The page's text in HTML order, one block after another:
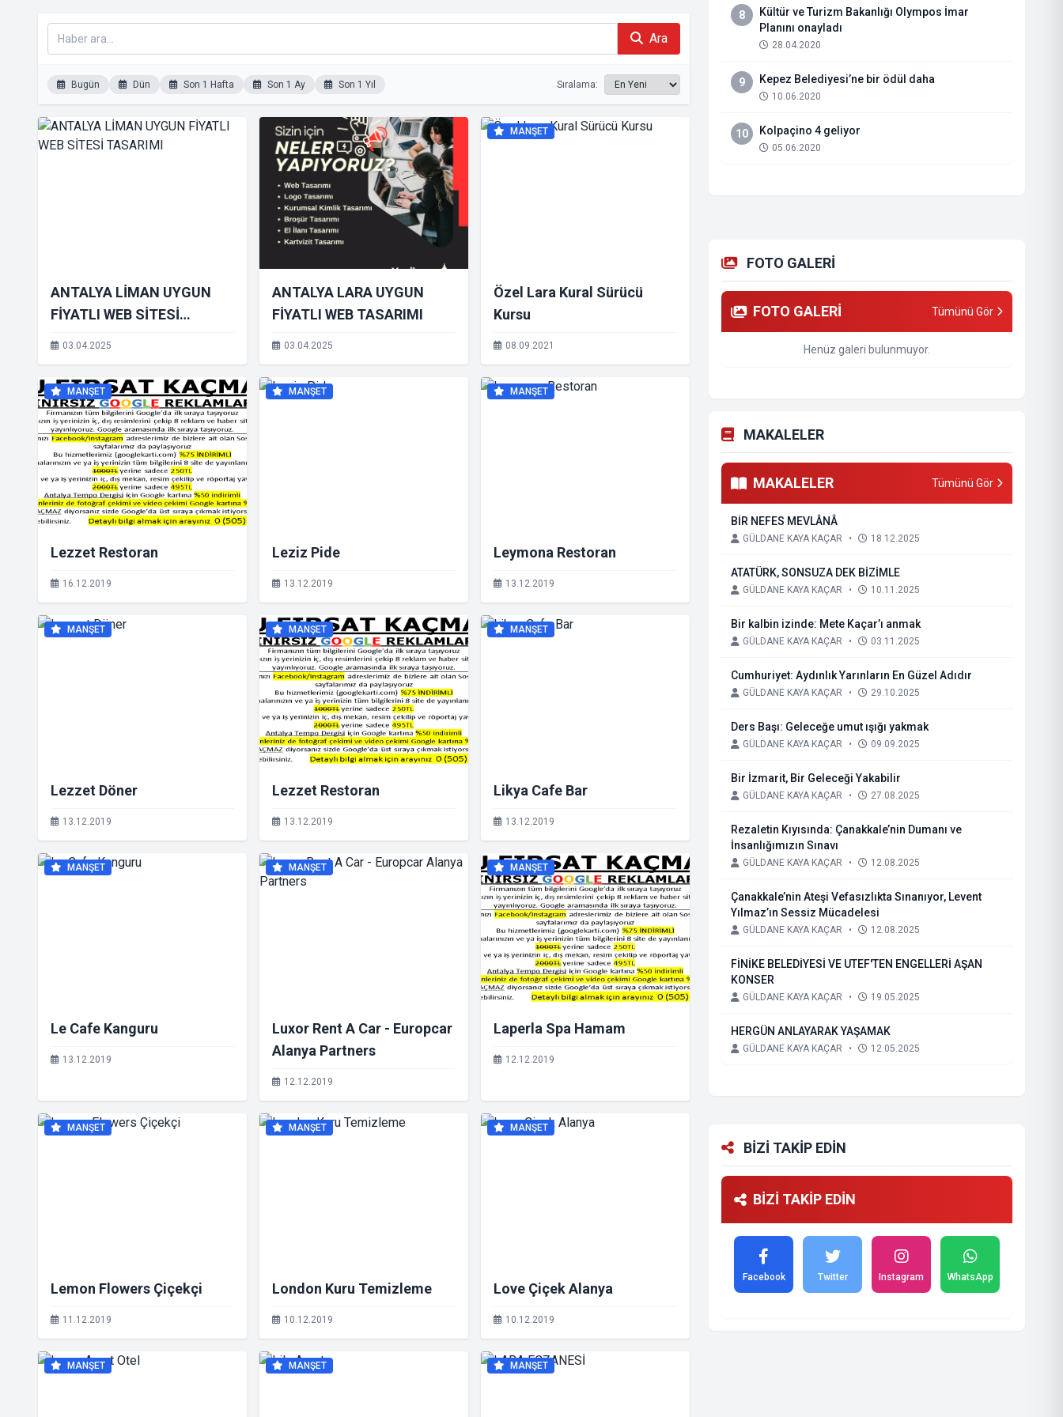
Ara
Bugün Dün Son 1 Hafta Son 1 Ay Son 1 Yıl Sıralama:
ANTALYA LİMAN UYGUN
FİYATLI WEB SİTESİ
TASARIMI
03.04.2025
ANTALYA LARA UYGUN
FİYATLI WEB TASARIMI
03.04.2025
MANŞET
Özel Lara Kural Sürücü
Kursu
08.09.2021
MANŞET
Lezzet Restoran
16.12.2019
MANŞET
Leziz Pide
13.12.2019
MANŞET
Leymona Restoran
13.12.2019
MANŞET
Lezzet Döner
13.12.2019
MANŞET
Lezzet Restoran
13.12.2019
MANŞET
Likya Cafe Bar
13.12.2019
MANŞET
Le Cafe Kanguru
13.12.2019
MANŞET
Luxor Rent A Car - Europcar
Alanya Partners
12.12.2019
MANŞET
Laperla Spa Hamam
12.12.2019
MANŞET
Lemon Flowers Çiçekçi
11.12.2019
MANŞET
London Kuru Temizleme
10.12.2019
MANŞET
Love Çiçek Alanya
10.12.2019
MANŞET MANŞET MANŞET
8
Kültür ve Turizm Bakanlığı Olympos İmar
Planını onayladı
28.04.2020
9 Kepez Belediyesi’ne bir ödül daha
10.06.2020
10 Kolpaçino 4 geliyor
05.06.2020
FOTO GALERİ
FOTO GALERİ Tümünü Gör
Henüz galeri bulunmuyor.
MAKALELER
MAKALELER Tümünü Gör
BİR NEFES MEVLÂNÂ
GÜLDANE KAYA KAÇAR • 18.12.2025
ATATÜRK, SONSUZA DEK BİZİMLE
GÜLDANE KAYA KAÇAR • 10.11.2025
Bir kalbin izinde: Mete Kaçar’ı anmak
GÜLDANE KAYA KAÇAR • 03.11.2025
Cumhuriyet: Aydınlık Yarınların En Güzel Adıdır
GÜLDANE KAYA KAÇAR • 29.10.2025
Ders Başı: Geleceğe umut ışığı yakmak
GÜLDANE KAYA KAÇAR • 09.09.2025
Bir İzmarit, Bir Geleceği Yakabilir
GÜLDANE KAYA KAÇAR • 27.08.2025
Rezaletin Kıyısında: Çanakkale’nin Dumanı ve
İnsanlığımızın Sınavı
GÜLDANE KAYA KAÇAR • 12.08.2025
Çanakkale’nin Ateşi Vefasızlıkta Sınanıyor, Levent
Yılmaz’ın Sessiz Mücadelesi
GÜLDANE KAYA KAÇAR • 12.08.2025
FİNİKE BELEDİYESİ VE UTEF'TEN ENGELLERİ AŞAN
KONSER
GÜLDANE KAYA KAÇAR • 19.05.2025
HERGÜN ANLAYARAK YAŞAMAK
GÜLDANE KAYA KAÇAR • 12.05.2025
BİZİ TAKİP EDİN
BİZİ TAKİP EDİN
Facebook Twitter Instagram WhatsApp